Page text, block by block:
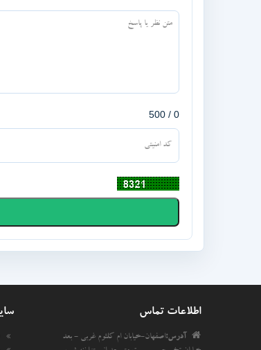
0 / 500
اطلاعات تماس
آدرس:اصفهان-خیابان ام کلثوم غربی - بعد